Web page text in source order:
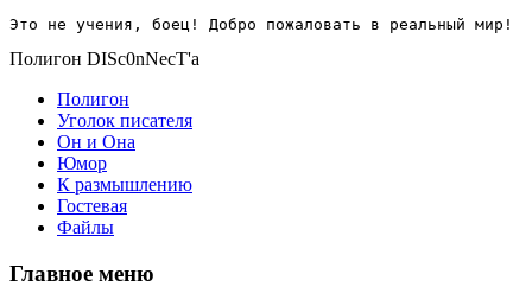
Это не учения, боец! Добро пожаловать в реальный мир!
Полигон DISc0nNecT'a
Полигон
Уголок писателя
Он и Она
Юмор
К размышлению
Гостевая
Файлы
Главное меню